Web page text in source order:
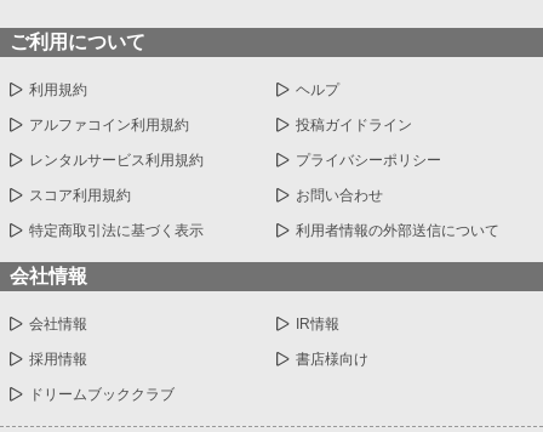
ご利用について
利用規約 ヘルプ
アルファコイン利用規約 投稿ガイドライン
レンタルサービス利用規約 プライバシーポリシー
スコア利用規約 お問い合わせ
特定商取引法に基づく表示 利用者情報の外部送信について
会社情報
会社情報 IR情報
採用情報 書店様向け
ドリームブッククラブ